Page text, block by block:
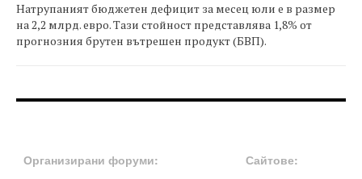
Натрупаният бюджетен дефицит за месец юли е в размер
на 2,2 млрд. евро. Тази стойност представлява 1,8% от
прогнозния брутен вътрешен продукт (БВП).
Организирани форуми:
Сайтове: